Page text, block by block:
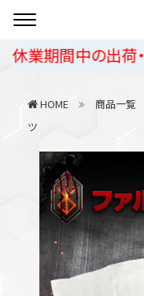
期間中の出荷・サ
HOME 商品一覧
ツ